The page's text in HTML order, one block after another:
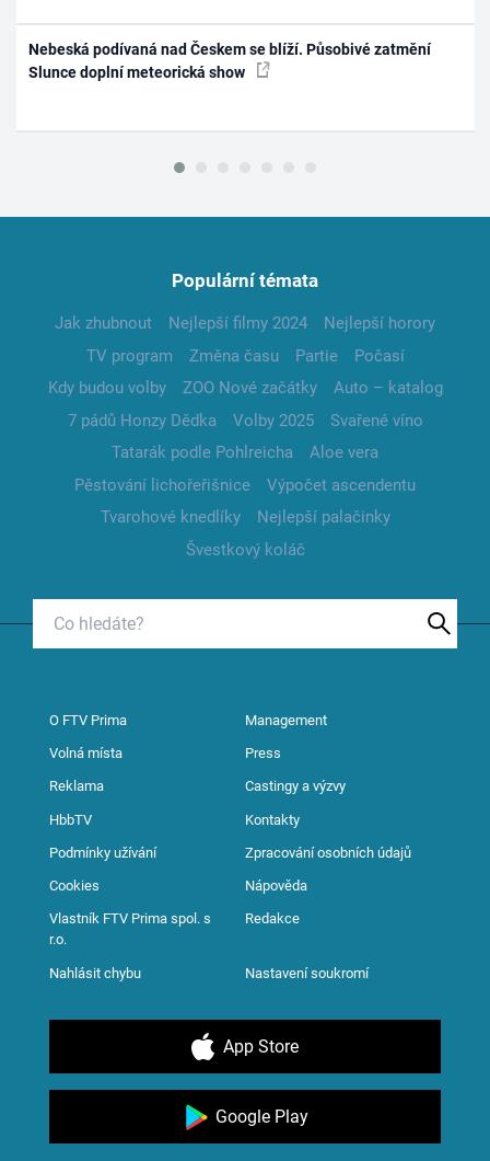
Nebeská podívaná nad Českem se blíží. Působivé zatmění
Slunce doplní meteorická show
Populární témata
Jak zhubnout Nejlepší filmy 2024
Nejlepší horory
TV program
Změna času Partie
Počasí
Kdy budou volby
ZOO Nové začátky
Auto – katalog
7 pádů Honzy Dědka
Volby 2025
Svařené víno
Tatarák podle Pohlreicha
Aloe vera
Pěstování lichořeřišnice
Výpočet ascendentu
Tvarohové knedlíky
Nejlepší palačinky
Švestkový koláč
O FTV Prima Management
Volná místa Press
Reklama Castingy a výzvy
HbbTV Kontakty
Podmínky užívání Zpracování osobních údajů
Cookies Nápověda
Vlastník FTV Prima spol. s
r.o.
Redakce
Nahlásit chybu Nastavení soukromí
App Store
Google Play